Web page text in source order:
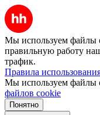
Мы используем файлы
правильную работу
трафик.
Правила
Мы используем файлы
файлов cookie
Понятно